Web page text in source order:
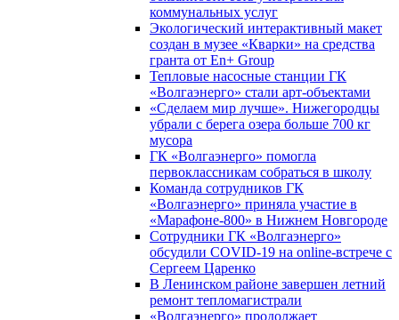
коммунальных услуг
Экологический интерактивный макет
создан в музее «Кварки» на средства
гранта от En+ Group
Тепловые насосные станции ГК
«Волгаэнерго» стали арт-объектами
«Сделаем мир лучше». Нижегородцы
убрали с берега озера больше 700 кг
мусора
ГК «Волгаэнерго» помогла
первоклассникам собраться в школу
Команда сотрудников ГК
«Волгаэнерго» приняла участие в
«Марафоне-800» в Нижнем Новгороде
Сотрудники ГК «Волгаэнерго»
обсудили COVID-19 на online-встрече с
Сергеем Царенко
В Ленинском районе завершен летний
ремонт тепломагистрали
«Волгаэнерго» продолжает